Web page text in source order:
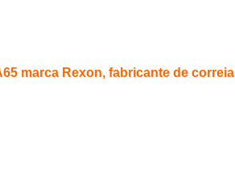
marca Rexon, fabricante de